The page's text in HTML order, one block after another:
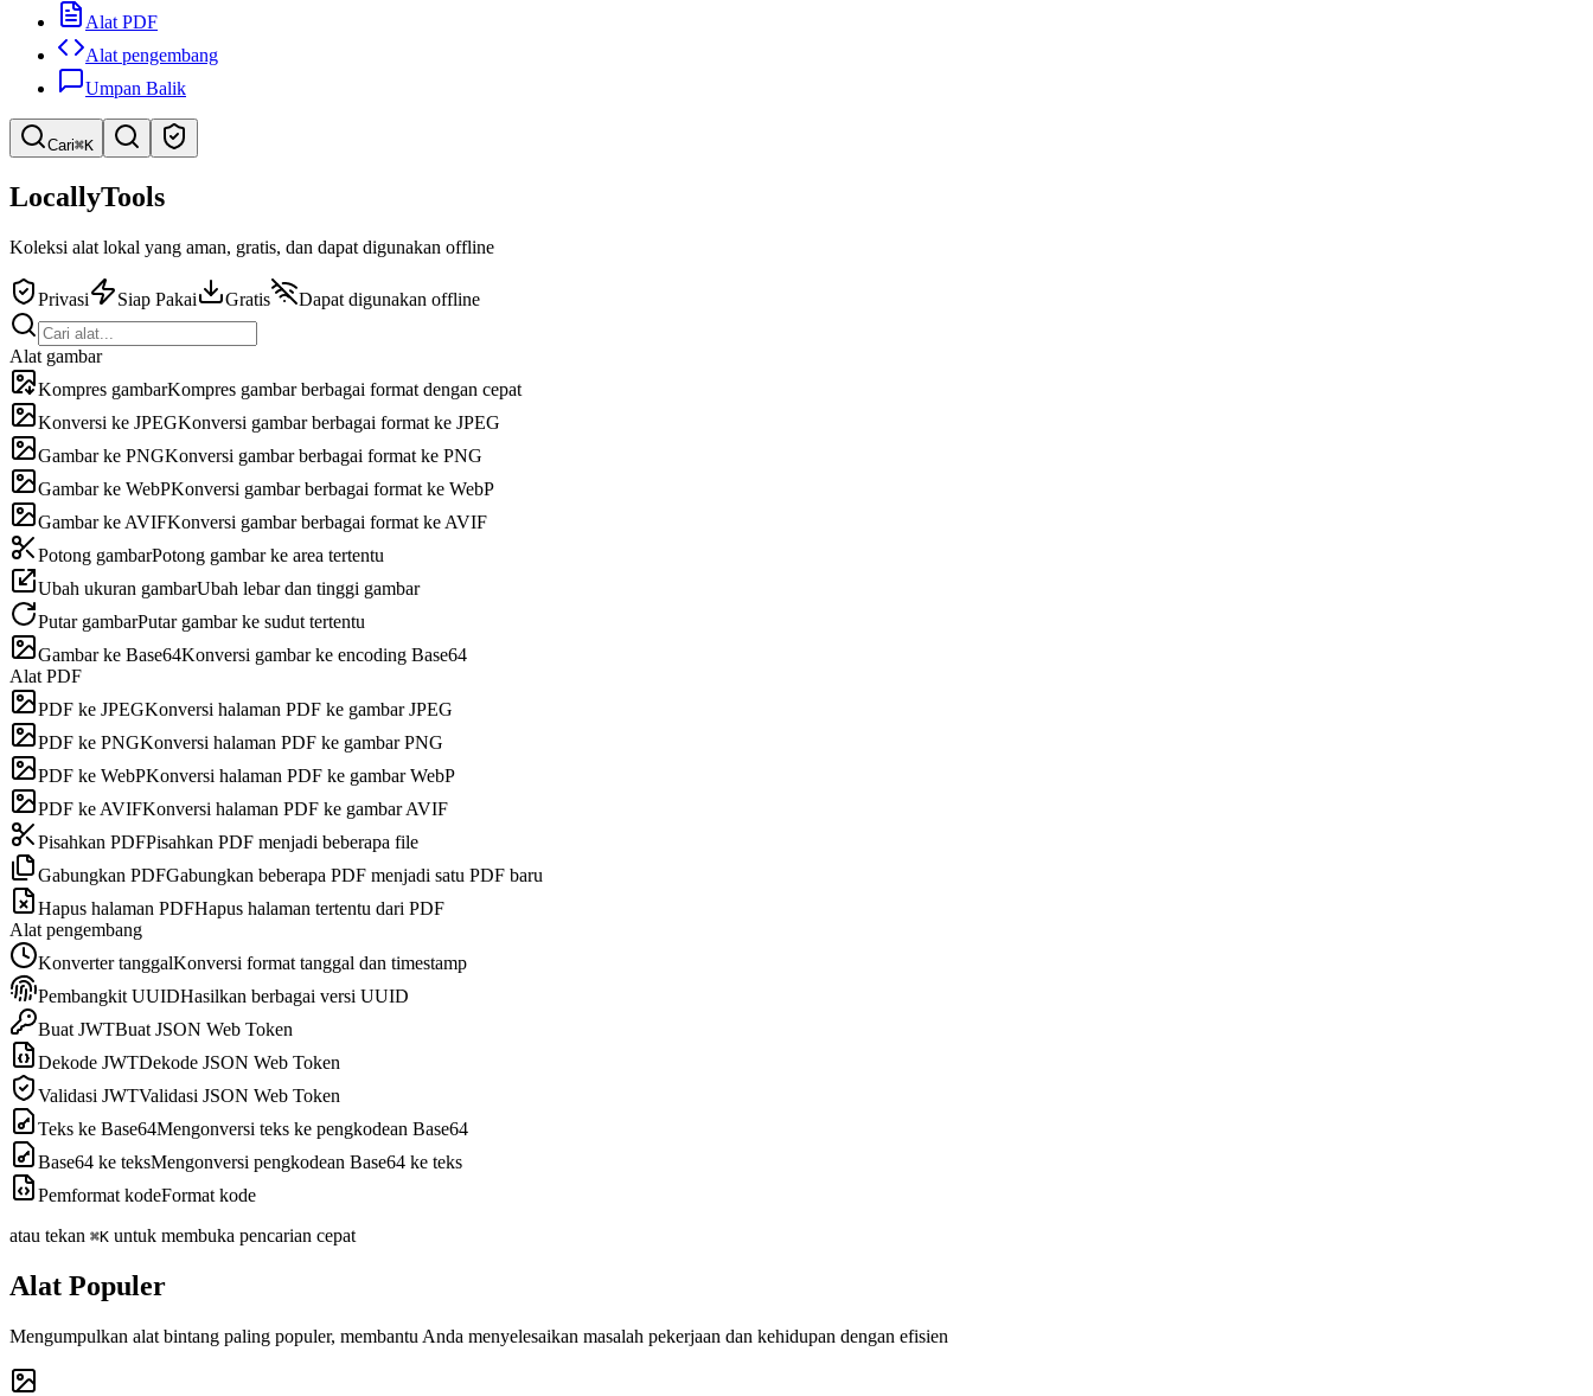
Alat PDF
Alat pengembang
Umpan Balik
Cari⌘K
Cari alat
Pencarian cepat untuk alat
LocallyTools
Koleksi alat lokal yang aman, gratis, dan dapat digunakan offline
Privasi Siap Pakai Gratis Dapat digunakan offline
Alat gambar
Kompres gambarKompres gambar berbagai format dengan cepat
Konversi ke JPEGKonversi gambar berbagai format ke JPEG
Gambar ke PNGKonversi gambar berbagai format ke PNG
Gambar ke WebPKonversi gambar berbagai format ke WebP
Gambar ke AVIFKonversi gambar berbagai format ke AVIF
Potong gambarPotong gambar ke area tertentu
Ubah ukuran gambarUbah lebar dan tinggi gambar
Putar gambarPutar gambar ke sudut tertentu
Gambar ke Base64Konversi gambar ke encoding Base64
Alat PDF
PDF ke JPEGKonversi halaman PDF ke gambar JPEG
PDF ke PNGKonversi halaman PDF ke gambar PNG
PDF ke WebPKonversi halaman PDF ke gambar WebP
PDF ke AVIFKonversi halaman PDF ke gambar AVIF
Pisahkan PDFPisahkan PDF menjadi beberapa file
Gabungkan PDFGabungkan beberapa PDF menjadi satu PDF baru
Hapus halaman PDFHapus halaman tertentu dari PDF
Alat pengembang
Konverter tanggalKonversi format tanggal dan timestamp
Pembangkit UUIDHasilkan berbagai versi UUID
Buat JWTBuat JSON Web Token
Dekode JWTDekode JSON Web Token
Validasi JWTValidasi JSON Web Token
Teks ke Base64Mengonversi teks ke pengkodean Base64
Base64 ke teksMengonversi pengkodean Base64 ke teks
Pemformat kodeFormat kode
atau tekan ⌘K untuk membuka pencarian cepat
Alat Populer
Mengumpulkan alat bintang paling populer, membantu Anda menyelesaikan masalah pekerjaan dan kehidupan dengan efisien